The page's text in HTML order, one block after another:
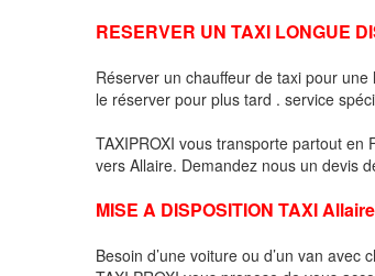
RESERVER UN TAXI LONGUE
Réserver un chauffeur de taxi pour
le réserver pour plus tard . service
TAXIPROXI vous transporte partout
vers Allaire. Demandez nous un devis
MISE A DISPOSITION TAXI Allaire
Besoin d’une voiture ou d’un van